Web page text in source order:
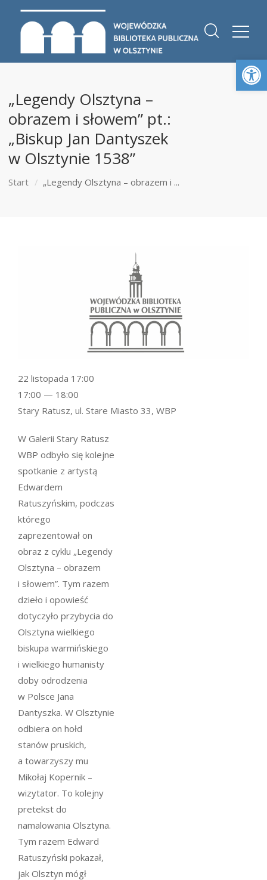
„Legendy Olsztyna –
obrazem i słowem” pt.:
„Biskup Jan Dantyszek
w Olsztynie 1538”
Start „Legendy Olsztyna – obrazem i ...
W Galerii Stary Ratusz
WBP odbyło się kolejne
spotkanie z artystą
Edwardem
Ratuszyńskim, podczas
którego
zaprezentował on
obraz z cyklu „Legendy
Olsztyna – obrazem
i słowem”. Tym razem
dzieło i opowieść
dotyczyło przybycia do
Olsztyna wielkiego
biskupa warmińskiego
i wielkiego humanisty
doby odrodzenia
w Polsce Jana
Dantyszka. W Olsztynie
odbiera on hołd
stanów pruskich,
a towarzyszy mu
Mikołaj Kopernik –
wizytator. To kolejny
pretekst do
namalowania Olsztyna.
Tym razem Edward
Ratuszyński pokazał,
jak Olsztyn mógł
22 listopada 17:00
17:00 — 18:00
Stary Ratusz, ul. Stare Miasto 33, WBP